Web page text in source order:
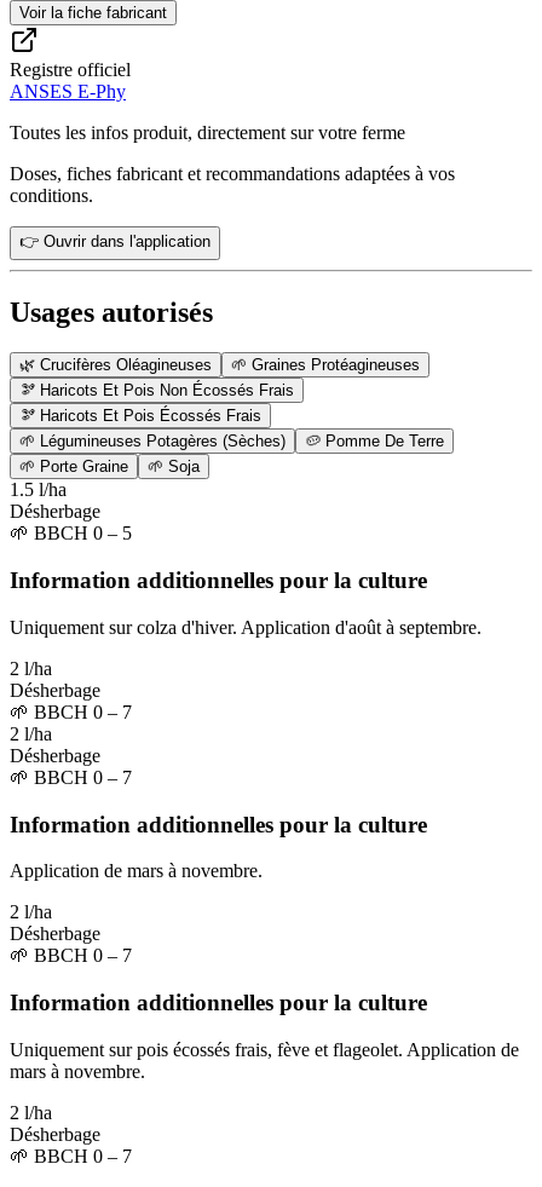
Voir la fiche fabricant
Registre officiel
ANSES E-Phy
Toutes les infos produit, directement sur votre ferme
Doses, fiches fabricant et recommandations adaptées à vos
conditions.
👉 Ouvrir dans l'application
Usages autorisés
🌿 Crucifères Oléagineuses 🌱 Graines Protéagineuses
🫘 Haricots Et Pois Non Écossés Frais
🫘 Haricots Et Pois Écossés Frais
🌱 Légumineuses Potagères (Sèches) 🥔 Pomme De Terre
🌱 Porte Graine 🌱 Soja
1.5 l/ha
Désherbage
🌱 BBCH 0 – 5
Information additionnelles pour la culture
Uniquement sur colza d'hiver. Application d'août à septembre.
2 l/ha
Désherbage
🌱 BBCH 0 – 7
2 l/ha
Désherbage
🌱 BBCH 0 – 7
Information additionnelles pour la culture
Application de mars à novembre.
2 l/ha
Désherbage
🌱 BBCH 0 – 7
Information additionnelles pour la culture
Uniquement sur pois écossés frais, fève et flageolet. Application de
mars à novembre.
2 l/ha
Désherbage
🌱 BBCH 0 – 7